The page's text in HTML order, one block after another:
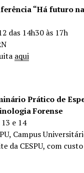
“Há futuro
das 14h30 às 17h
aqui
Prático de
Forense
e 14
da CESPU, com